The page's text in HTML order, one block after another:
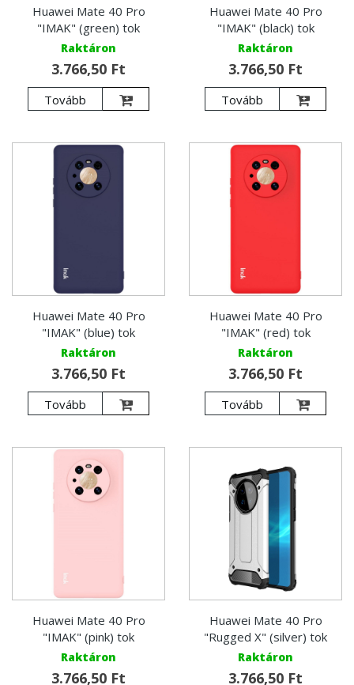
Huawei Mate 40 Pro
"IMAK" (green) tok
Raktáron
3.766,50 Ft
Tovább
Huawei Mate 40 Pro
"IMAK" (black) tok
Raktáron
3.766,50 Ft
Tovább
Huawei Mate 40 Pro
"IMAK" (blue) tok
Raktáron
3.766,50 Ft
Tovább
Huawei Mate 40 Pro
"IMAK" (red) tok
Raktáron
3.766,50 Ft
Tovább
Huawei Mate 40 Pro
"IMAK" (pink) tok
Raktáron
3.766,50 Ft
Huawei Mate 40 Pro
"Rugged X" (silver) tok
Raktáron
3.766,50 Ft